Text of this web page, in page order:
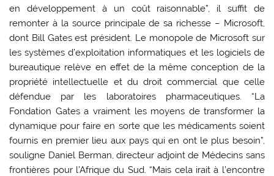
en développement à un coût raisonnable”, il suffit de
remonter à la source principale de sa richesse – Microsoft,
dont Bill Gates est président. Le monopole de Microsoft sur
les systèmes d’exploitation informatiques et les logiciels de
bureautique relève en effet de la même conception de la
propriété intellectuelle et du droit commercial que celle
défendue par les laboratoires pharmaceutiques. “La
Fondation Gates a vraiment les moyens de transformer la
dynamique pour faire en sorte que les médicaments soient
fournis en premier lieu aux pays qui en ont le plus besoin”,
souligne Daniel Berman, directeur adjoint de Médecins sans
frontières pour l’Afrique du Sud. “Mais cela irait à l’encontre